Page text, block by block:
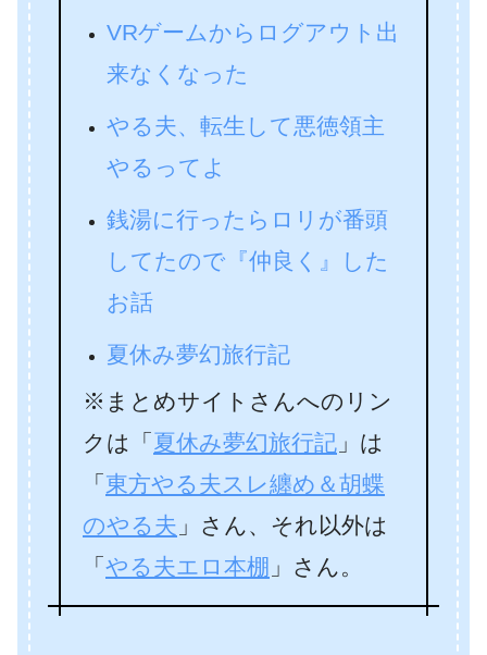
VRゲームからログアウト出
来なくなった
やる夫、転生して悪徳領主
やるってよ
銭湯に行ったらロリが番頭
してたので『仲良く』した
お話
夏休み夢幻旅行記
※まとめサイトさんへのリン
クは「 夏休み夢幻旅行記 」は
「 東方やる夫スレ纏め＆胡蝶
のやる夫 」さん、それ以外は
「 やる夫エロ本棚 」さん。